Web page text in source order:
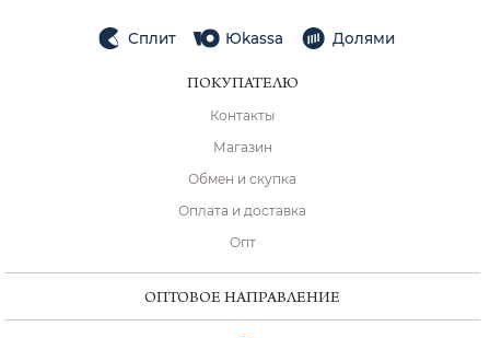
Сплит Юkassa Долями
ПОКУПАТЕЛЮ
Контакты
Магазин
Обмен и скупка
Оплата и доставка
Опт
ОПТОВОЕ НАПРАВЛЕНИЕ